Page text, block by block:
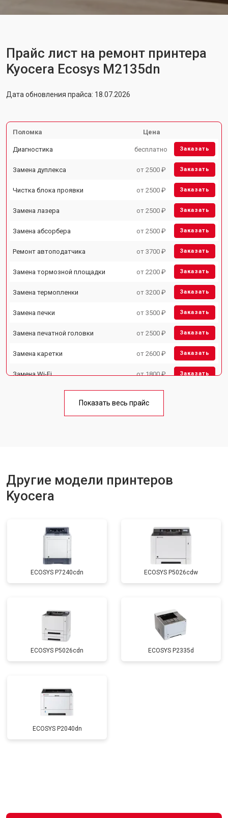
Прайс лист на ремонт принтера
Kyocera Ecosys M2135dn
Дата обновления прайса: 18.07.2026
Поломка Цена
Диагностика бесплатно Заказать
Замена дуплекса от 2500 ₽ Заказать
Чистка блока проявки от 2500 ₽ Заказать
Замена лазера от 2500 ₽ Заказать
Замена абсорбера от 2500 ₽ Заказать
Ремонт автоподатчика от 3700 ₽ Заказать
Замена тормозной площадки от 2200 ₽ Заказать
Замена термопленки от 3200 ₽ Заказать
Замена печки от 3500 ₽ Заказать
Замена печатной головки от 2500 ₽ Заказать
Замена каретки от 2600 ₽ Заказать
Замена Wi-Fi от 1800 ₽ Заказать
от 2600 ₽
Показать весь прайс
Другие модели принтеров
Kyocera
ECOSYS P7240cdn ECOSYS P5026cdw
ECOSYS P5026cdn ECOSYS P2335d
ECOSYS P2040dn